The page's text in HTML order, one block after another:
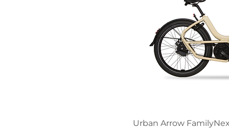
Urban Arrow